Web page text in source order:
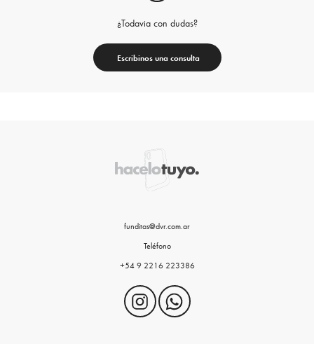
¿Todavia con dudas?
Escribinos una consulta
funditas@dvr.com.ar
Teléfono
+54 9 2216 223386